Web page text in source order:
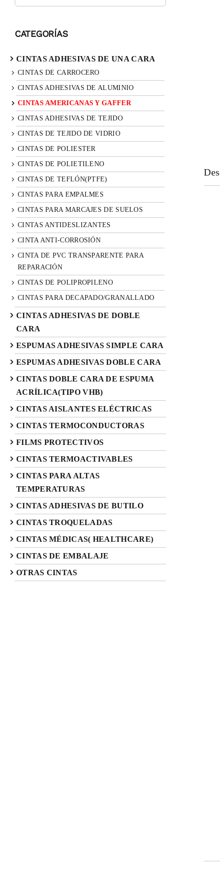
CATEGORÍAS
CINTAS ADHESIVAS DE UNA CARA
CINTAS DE CARROCERO
CINTAS ADHESIVAS DE ALUMINIO
CINTAS AMERICANAS Y GAFFER
CINTAS ADHESIVAS DE TEJIDO
CINTAS DE TEJIDO DE VIDRIO
CINTAS DE POLIESTER
CINTAS DE POLIETILENO
CINTAS DE TEFLÓN(PTFE)
CINTAS PARA EMPALMES
CINTAS PARA MARCAJES DE SUELOS
CINTAS ANTIDESLIZANTES
CINTA ANTI-CORROSIÓN
CINTA DE PVC TRANSPARENTE PARA
REPARACIÓN
CINTAS DE POLIPROPILENO
CINTAS PARA DECAPADO/GRANALLADO
CINTAS ADHESIVAS DE DOBLE
CARA
ESPUMAS ADHESIVAS SIMPLE CARA
ESPUMAS ADHESIVAS DOBLE CARA
CINTAS DOBLE CARA DE ESPUMA
ACRÍLICA(TIPO VHB)
CINTAS AISLANTES ELÉCTRICAS
CINTAS TERMOCONDUCTORAS
FILMS PROTECTIVOS
CINTAS TERMOACTIVABLES
CINTAS PARA ALTAS
TEMPERATURAS
CINTAS ADHESIVAS DE BUTILO
CINTAS TROQUELADAS
CINTAS MÉDICAS( HEALTHCARE)
CINTAS DE EMBALAJE
OTRAS CINTAS